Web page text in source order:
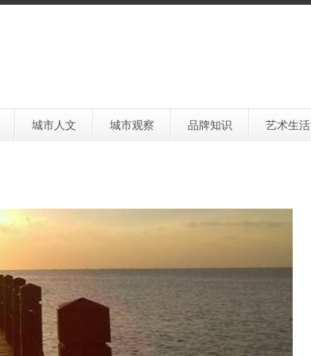
城市人文 城市观察 品牌知识 艺术生活